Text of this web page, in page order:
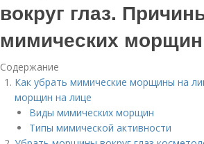
вокруг глаз.
мимических
Содержание
Как убрать мимические морщины на
морщин на лице
Виды мимических морщин
Типы мимической активности